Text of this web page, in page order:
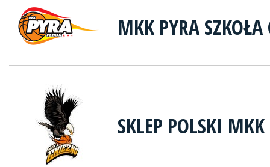
MKK PYRA
SKLEP POLSKI